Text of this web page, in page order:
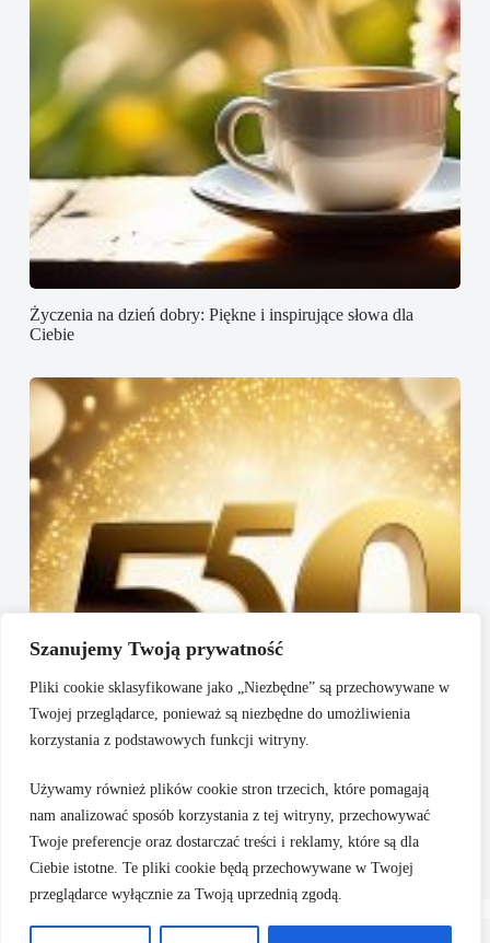
Szanujemy Twoją prywatność
Pliki cookie sklasyfikowane jako „Niezbędne” są przechowywane w
Twojej przeglądarce, ponieważ są niezbędne do umożliwienia
korzystania z podstawowych funkcji witryny.
Używamy również plików cookie stron trzecich, które pomagają
nam analizować sposób korzystania z tej witryny, przechowywać
Twoje preferencje oraz dostarczać treści i reklamy, które są dla
Ciebie istotne. Te pliki cookie będą przechowywane w Twojej
przeglądarce wyłącznie za Twoją uprzednią zgodą.
Życzenia na dzień dobry: Piękne i inspirujące słowa dla
Ciebie
Życzenia na 50 urodziny: Topowe teksty od serca
Polityka prywatności